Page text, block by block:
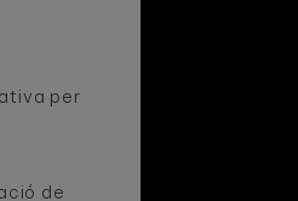
per
de